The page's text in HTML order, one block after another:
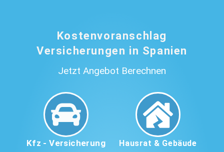
Kostenvoranschlag
Versicherungen in Spanien
Jetzt Angebot Berechnen
Kfz - Versicherung Hausrat & Gebäude